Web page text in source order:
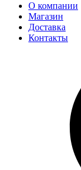
О компании
Магазин
Доставка
Контакты